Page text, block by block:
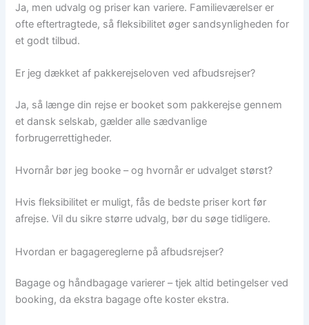
Ja, men udvalg og priser kan variere. Familieværelser er
ofte eftertragtede, så fleksibilitet øger sandsynligheden for
et godt tilbud.
Er jeg dækket af pakkerejseloven ved afbudsrejser?
Ja, så længe din rejse er booket som pakkerejse gennem
et dansk selskab, gælder alle sædvanlige
forbrugerrettigheder.
Hvornår bør jeg booke – og hvornår er udvalget størst?
Hvis fleksibilitet er muligt, fås de bedste priser kort før
afrejse. Vil du sikre større udvalg, bør du søge tidligere.
Hvordan er bagagereglerne på afbudsrejser?
Bagage og håndbagage varierer – tjek altid betingelser ved
booking, da ekstra bagage ofte koster ekstra.